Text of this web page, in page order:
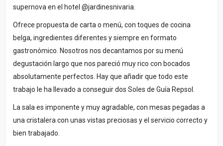
supernova en el hotel @jardinesnivaria.
Ofrece propuesta de carta o menú, con toques de cocina
belga, ingredientes diferentes y siempre en formato
gastronómico. Nosotros nos decantamos por su menú
degustación largo que nos pareció muy rico con bocados
absolutamente perfectos. Hay que añadir que todo este
trabajo le ha llevado a conseguir dos Soles de Guía Repsol.
La sala es imponente y muy agradable, con mesas pegadas a
una cristalera con unas vistas preciosas y el servicio correcto y
bien trabajado.